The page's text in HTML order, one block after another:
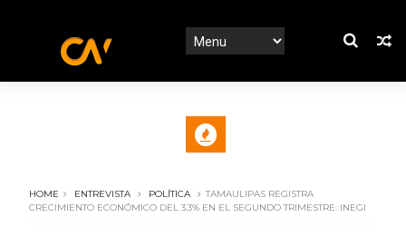
HOME ENTREVISTA POLÍTICA
TAMAULIPAS REGISTRA
CRECIMIENTO ECONÓMICO DEL 3.3% EN EL SEGUNDO TRIMESTRE: INEGI